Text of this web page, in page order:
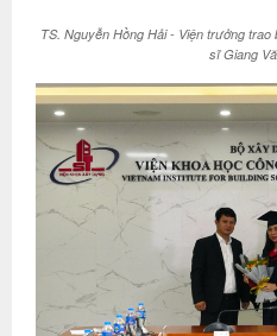
TS. Nguyễn Hồng Hải - Viện trưởng
sĩ Giang